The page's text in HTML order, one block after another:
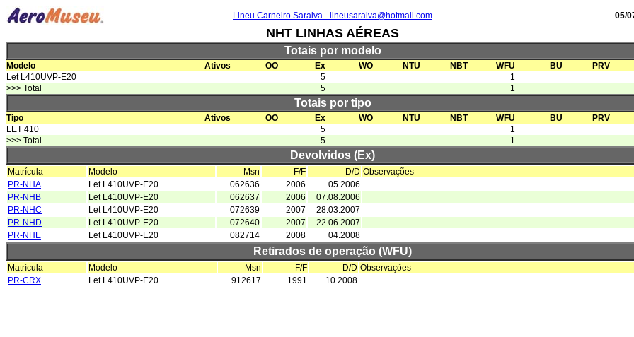
Lineu Carneiro Saraiva - lineusaraiva@hotmail.com 05/
NHT LINHAS AÉREAS
Totais por modelo
Modelo Ativos OO Ex WO NTU NBT WFU BU PRV
Let L410UVP-E20
5 1
>>> Total
5 1
Totais por tipo
Tipo Ativos OO Ex WO NTU NBT WFU BU PRV
LET 410
5 1
>>> Total
5 1
Devolvidos (Ex)
Matrícula Modelo Msn F/F D/D Observações
PR-NHA
Let L410UVP-E20 062636 2006
05.2006
PR-NHB
Let L410UVP-E20 062637 2006
07.08.2006
PR-NHC
Let L410UVP-E20 072639 2007
28.03.2007
PR-NHD
Let L410UVP-E20 072640 2007
22.06.2007
PR-NHE
Let L410UVP-E20 082714 2008 04.2008
Retirados de operação (WFU)
Matrícula Modelo Msn F/F D/D Observações
PR-CRX
Let L410UVP-E20 912617 1991 10.2008